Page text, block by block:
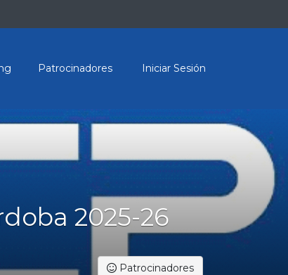
Patrocinadores Iniciar Sesión
2025-26
Patrocinadores